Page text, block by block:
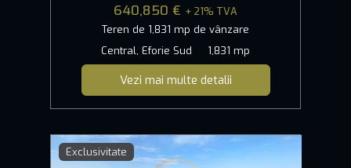
640,850 € + 21% TVA
Teren de 1,831 mp de vânzare
Central, Eforie Sud
1,831 mp
Vezi mai multe detalii
Exclusivitate